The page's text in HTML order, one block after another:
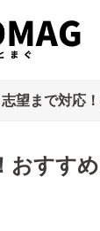
志望まで対応
おすす